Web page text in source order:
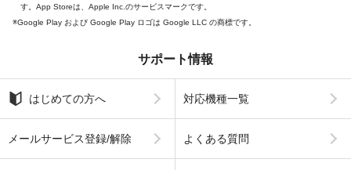
す。App Storeは、Apple Inc.のサービスマークです。
Google Play および Google Play ロゴは Google LLC の商標です。
サポート情報
はじめての方へ 対応機種一覧
メールサービス登録/解除 よくある質問